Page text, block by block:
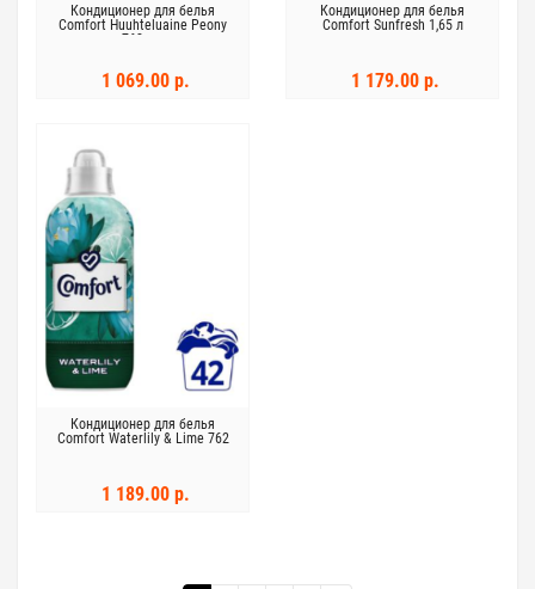
Кондиционер для белья
Comfort Huuhteluaine Peony
762 мл
1 069.00 р.
Кондиционер для белья
Comfort Sunfresh 1,65 л
1 179.00 р.
Кондиционер для белья
Comfort Waterlily & Lime 762
1 189.00 р.